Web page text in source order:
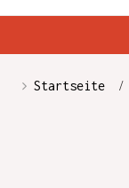
Startseite